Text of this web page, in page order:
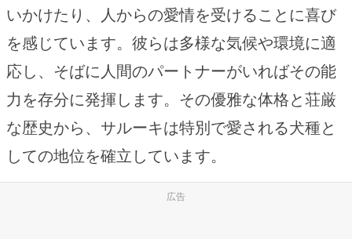
いかけたり、人からの愛情を受けることに喜び
を感じています。彼らは多様な気候や環境に適
応し、そばに人間のパートナーがいればその能
力を存分に発揮します。その優雅な体格と荘厳
な歴史から、サルーキは特別で愛される犬種と
しての地位を確立しています。
広告